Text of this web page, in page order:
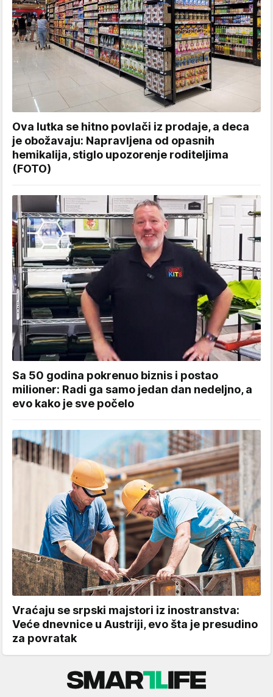
Ova lutka se hitno povlači iz prodaje, a deca
je obožavaju: Napravljena od opasnih
hemikalija, stiglo upozorenje roditeljima
(FOTO)
Sa 50 godina pokrenuo biznis i postao
milioner: Radi ga samo jedan dan nedeljno, a
evo kako je sve počelo
Vraćaju se srpski majstori iz inostranstva:
Veće dnevnice u Austriji, evo šta je presudino
za povratak